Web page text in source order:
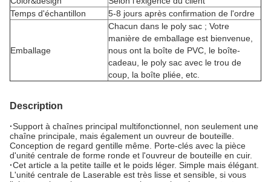
Temps d'échantillon
5-8 jours après confirmation de l'ordre
Emballage
Chacun dans le poly sac ; Votre
manière de emballage est bienvenue,
nous ont la boîte de PVC, le boîte-
cadeau, le poly sac avec le trou de
coup, la boîte pliée, etc.
Description
·Support à chaînes principal multifonctionnel, non seulement une
chaîne principale, mais également un ouvreur de bouteille.
Conception de regard gentille même. Porte-clés avec la pièce
d'unité centrale de forme ronde et l'ouvreur de bouteille en cuir.
·Cet article a la petite taille et le poids léger. Simple mais élégant.
L'unité centrale de Laserable est très lisse et sensible, si vous